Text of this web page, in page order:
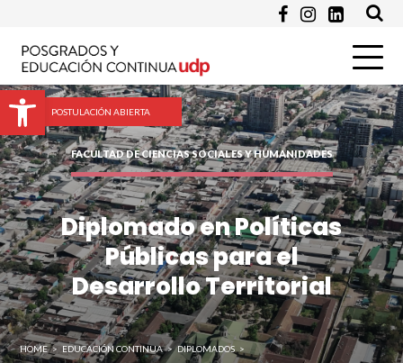
Abrir barra de herramientas
Pregunta
Enviar
POSTULACIÓN ABIERTA
FACULTAD DE CIENCIAS SOCIALES Y HUMANIDADES
Diplomado en Políticas
Públicas para el
Desarrollo Territorial
HOME > EDUCACIÓN CONTINUA > DIPLOMADOS >